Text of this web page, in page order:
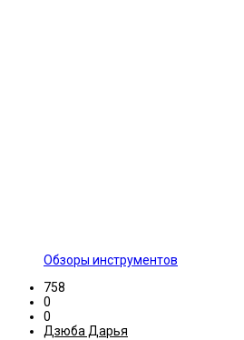
Обзоры инструментов
758
0
0
Дзюба Дарья